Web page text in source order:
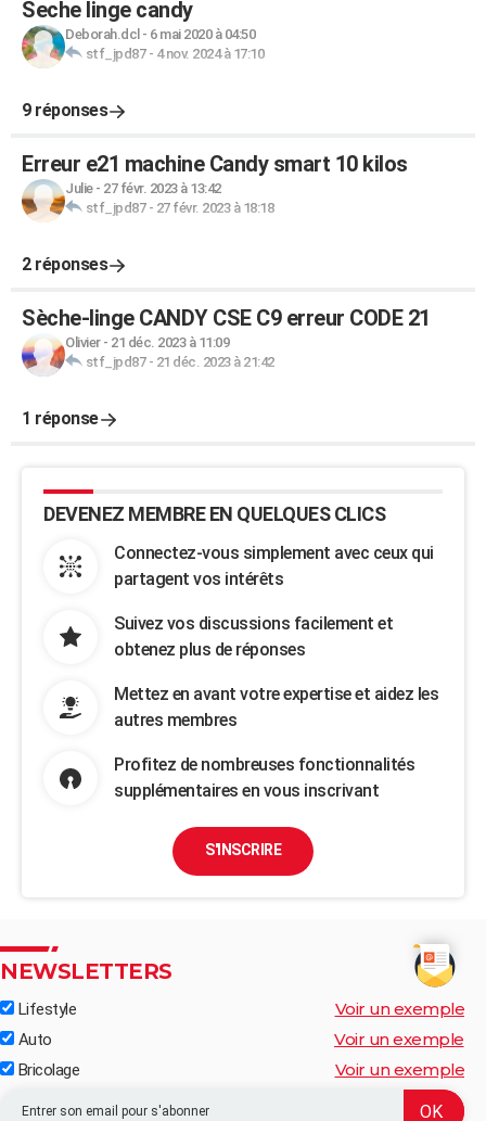
Seche linge candy
Deborah.dcl - 6 mai 2020 à 04:50
stf_jpd87- 4 nov. 2024 à 17:10
9 réponses
Erreur e21 machine Candy smart 10 kilos
Julie- 27 févr. 2023 à 13:42
stf_jpd87- 27 févr. 2023 à 18:18
2 réponses
Sèche-linge CANDY CSE C9 erreur CODE 21
Olivier- 21 déc. 2023 à 11:09
stf_jpd87- 21 déc. 2023 à 21:42
1 réponse
DEVENEZ MEMBRE EN QUELQUES CLICS
Connectez-vous simplement avec ceux qui
partagent vos intérêts
Suivez vos discussions facilement et
obtenez plus de réponses
Mettez en avant votre expertise et aidez les
autres membres
Profitez de nombreuses fonctionnalités
supplémentaires en vous inscrivant
S'INSCRIRE
NEWSLETTERS
Lifestyle Voir un exemple
Auto Voir un exemple
Bricolage Voir un exemple